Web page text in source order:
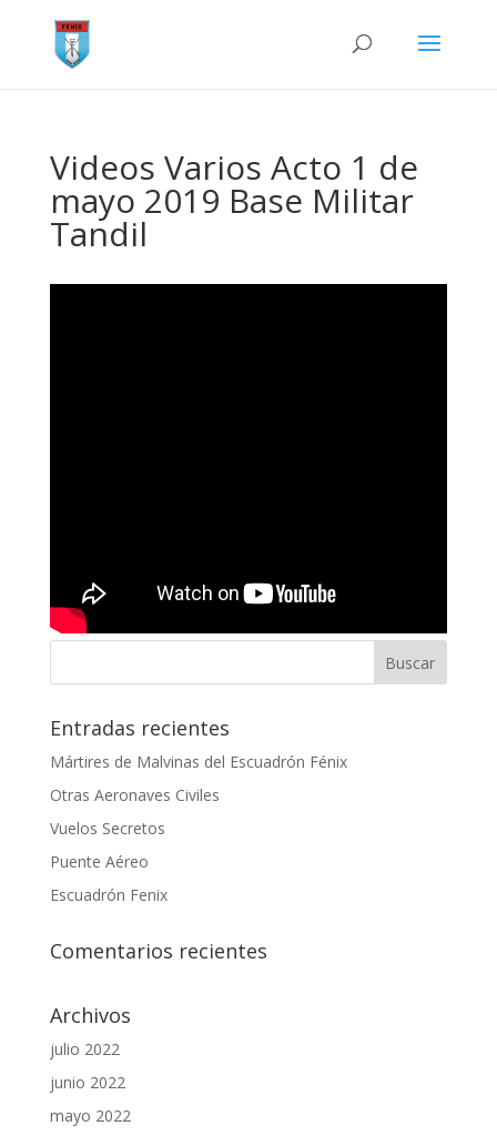
Videos Varios Acto 1 de
mayo 2019 Base Militar
Tandil
Entradas recientes
Mártires de Malvinas del Escuadrón Fénix
Otras Aeronaves Civiles
Vuelos Secretos
Puente Aéreo
Escuadrón Fenix
Comentarios recientes
Archivos
julio 2022
junio 2022
mayo 2022